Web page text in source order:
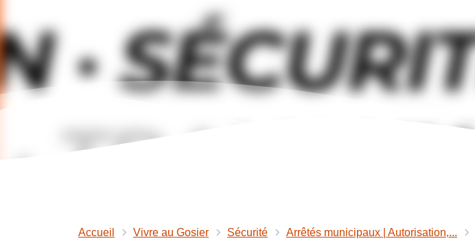
Accueil Vivre au Gosier Sécurité Arrêtés municipaux | Autorisation,...